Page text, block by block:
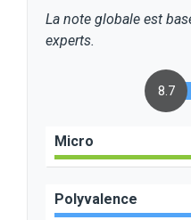
La note globale est
experts.
8.7
Micro
Polyvalence